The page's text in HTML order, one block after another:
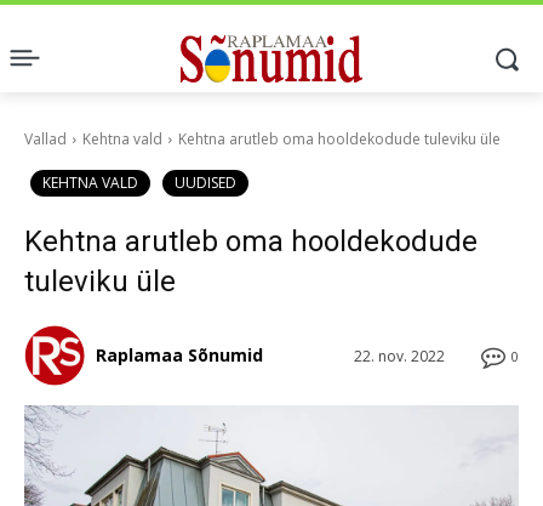
Vallad Kehtna vald Kehtna arutleb oma hooldekodude tuleviku üle
KEHTNA VALD UUDISED
Kehtna arutleb oma hooldekodude
tuleviku üle
0
22. nov. 2022
Raplamaa Sõnumid